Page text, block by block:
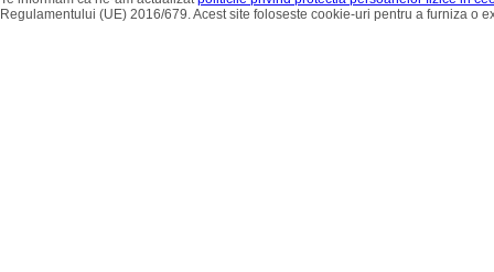
Regulamentului (UE) 2016/679. Acest site foloseste cookie-uri pentru a furniza o